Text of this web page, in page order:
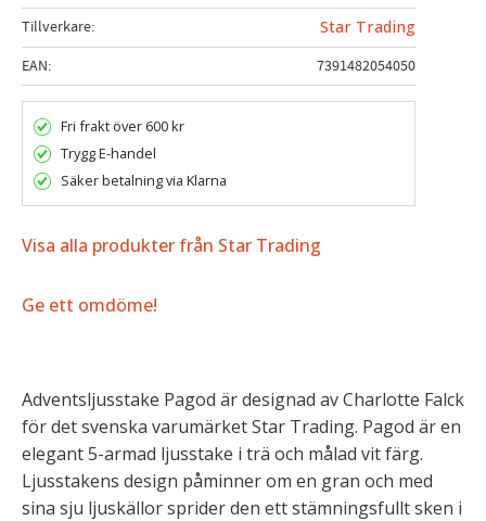
Tillverkare
Star Trading
EAN
7391482054050
Fri frakt över 600 kr
Trygg E-handel
Säker betalning via Klarna
Visa alla produkter från Star Trading
Ge ett omdöme!
Adventsljusstake Pagod är designad av Charlotte Falck
för det svenska varumärket Star Trading. Pagod är en
elegant 5-armad ljusstake i trä och målad vit färg.
Ljusstakens design påminner om en gran och med
sina sju ljuskällor sprider den ett stämningsfullt sken i